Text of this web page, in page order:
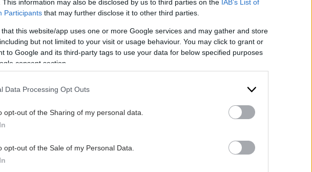
This information may also be disclosed by us to third parties on the IAB’s List of
Participants that may further disclose it to other third parties.
that this website/app uses one or more Google services and may gather and store
but not limited to your visit or usage behaviour. You may click to grant or
to Google and its third-party tags to use your data for below specified purposes
consent section.
Data Processing Opt Outs
opt-out of the Sharing of my personal data.
opt-out of the Sale of my Personal Data.
της νόσου, υπογραμμίζοντας τη σημασία της
συμβουλευτικής και του μοριακού ελέγχου.
αντιμετώπιση του καρκίνου των ωοθηκών είναι
και περιλαμβάνει κυρίως κυτταρομειωτική
επέμβαση (debulking surgery) σε συνδυασμό με
χημειοθεραπεία βασισμένη σε πλατίνα και ταξάνες.
πλήρους κυτταρομείωσης (R0 resection) αποτελεί
η θεραπευτική στρατηγική έχει εμπλουτιστεί
με την εισαγωγή στοχευμένων παραγόντων. Οι PARP
BRCA μεταλλάξεις ή σε ασθενείς με ανεπάρκεια
βελτιώνοντας ουσιαστικά την